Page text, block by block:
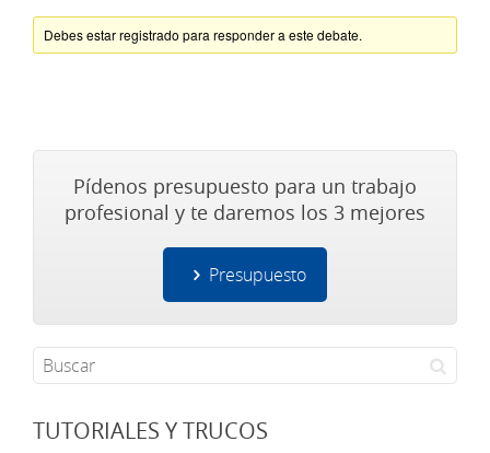
Debes estar registrado para responder a este debate.
Pídenos presupuesto para un trabajo
profesional y te daremos los 3 mejores
Presupuesto
TUTORIALES Y TRUCOS